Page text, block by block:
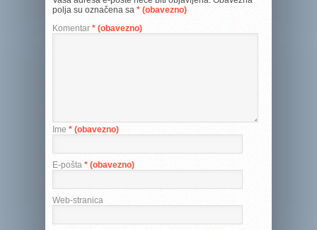
polja su označena sa * (obavezno)
Komentar * (obavezno)
Ime * (obavezno)
E-pošta * (obavezno)
Web-stranica